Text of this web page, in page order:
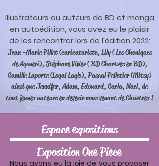
Illustrateurs ou auteurs de BD et manga
en autoédition, vous avez eu le plaisir
de les rencontrer lors de l'édition 2022:
Jean -Marie Pillet (caricaturiste, Lily ( Les Choniques
de Ayoneri), Stéphane Vivier ( BD Chartres en BD),
Camille Laporte (Loyal Laylo), Pascal Pelletier (Mitsy)
ainsi que Jennifer, Adam, Edouard, Carla, Nael, de
tout jeunes auteurs en devenir nous venant de Chartres !
Espace expositions
Exposition One Piece
Nous avons eu la joie de vous proposer